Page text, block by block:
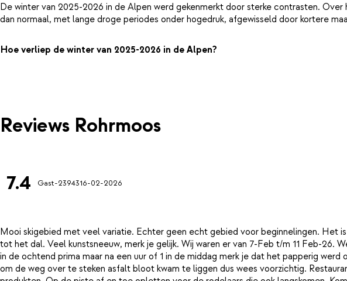
De winter van 2025-2026 in de Alpen werd gekenmerkt door sterke contrasten.
dan normaal, met lange droge periodes onder hogedruk, afgewisseld door kortere
Hoe verliep de winter van 2025-2026 in de Alpen?
Reviews Rohrmoos
7.4 Gast-2394316-02-2026
Mooi skigebied met veel variatie. Echter geen echt gebied voor beginnelingen. Het
tot het dal. Veel kunstsneeuw, merk je gelijk. Wij waren er van 7-Feb t/m 11 Feb-26.
in de ochtend prima maar na een uur of 1 in de middag merk je dat het papperig
om de weg over te steken asfalt bloot kwam te liggen dus wees voorzichtig.